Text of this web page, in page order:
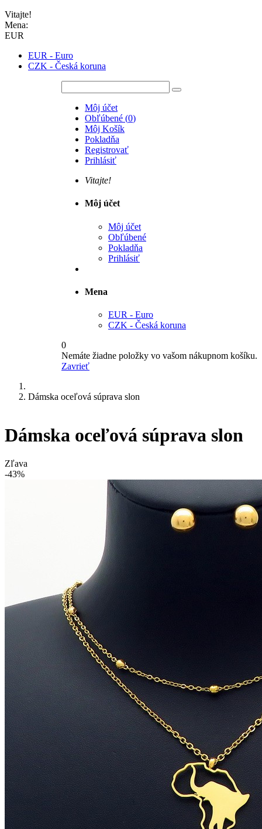
Vitajte!
Mena:
EUR
EUR - Euro
CZK - Česká koruna
Môj účet
Obľúbené (0)
Môj Košík
Pokladňa
Registrovať
Prihlásiť
Vitajte!
Môj účet
Môj účet
Obľúbené
Pokladňa
Prihlásiť
Mena
EUR - Euro
CZK - Česká koruna
0
Nemáte žiadne položky vo vašom nákupnom košíku.
Zavrieť
Dámska oceľová súprava slon
Dámska oceľová súprava slon
Zľava
-43%